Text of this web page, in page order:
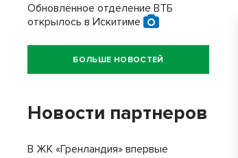
Обновлённое отделение ВТБ
открылось в Искитиме
БОЛЬШЕ НОВОСТЕЙ
Новости партнеров
В ЖК «Гренландия» впервые